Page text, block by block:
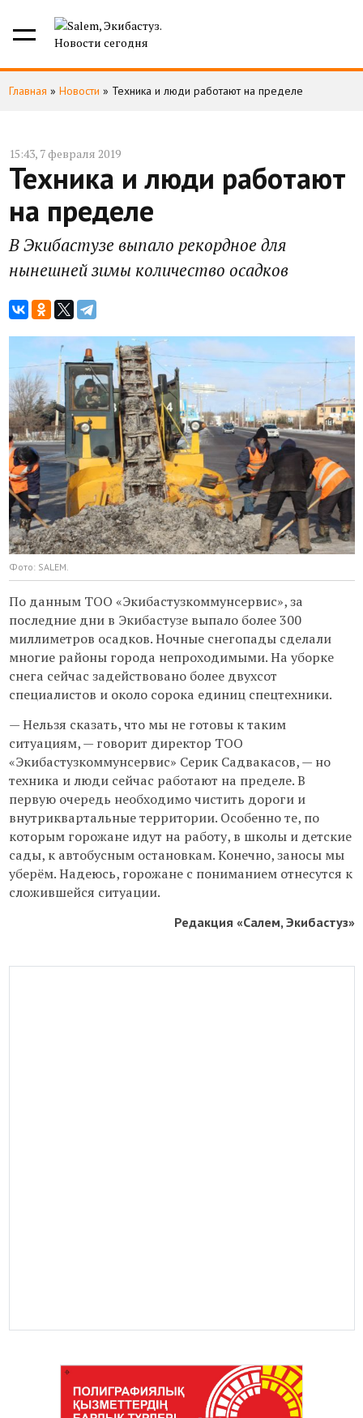
Главная » Новости » Техника и люди работают на пределе
15:43, 7 февраля 2019
Техника и люди работают
на пределе
В Экибастузе выпало рекордное для
нынешней зимы количество осадков
Фото: SALEM.
По данным ТОО «Экибастузкоммунсервис», за
последние дни в Экибастузе выпало более 300
миллиметров осадков. Ночные снегопады сделали
многие районы города непроходимыми. На уборке
снега сейчас задействовано более двухсот
специалистов и около сорока единиц спецтехники.
— Нельзя сказать, что мы не готовы к таким
ситуациям, — говорит директор ТОО
«Экибастузкоммунсервис» Серик Садвакасов, — но
техника и люди сейчас работают на пределе. В
первую очередь необходимо чистить дороги и
внутриквартальные территории. Особенно те, по
которым горожане идут на работу, в школы и детские
сады, к автобусным остановкам. Конечно, заносы мы
уберём. Надеюсь, горожане с пониманием отнесутся к
сложившейся ситуации.
Редакция «Салем, Экибастуз»